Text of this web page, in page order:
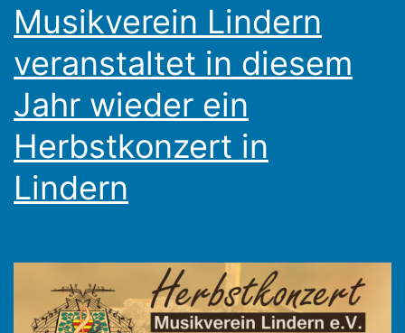
Musikverein Lindern
veranstaltet in diesem
Jahr wieder ein
Herbstkonzert in
Lindern